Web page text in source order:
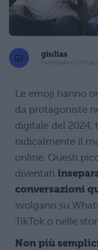
giulias
Pubblicato il 13 mag
Le emoji hanno
da protagoniste
digitale del 2024,
radicalmente il
online. Questi
diventati
conversazioni
svolgano su
TikTok o nelle
Non più